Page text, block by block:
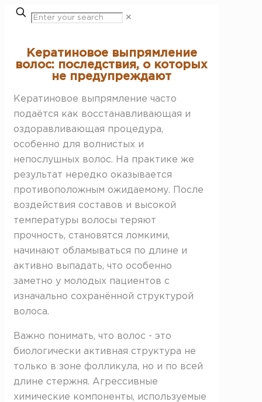
✕
Кератиновое выпрямление
волос: последствия, о которых
не предупреждают
Кератиновое выпрямление часто
подаётся как восстанавливающая и
оздоравливающая процедура,
особенно для волнистых и
непослушных волос. На практике же
результат нередко оказывается
противоположным ожидаемому. После
воздействия составов и высокой
температуры волосы теряют
прочность, становятся ломкими,
начинают обламываться по длине и
активно выпадать, что особенно
заметно у молодых пациентов с
изначально сохранённой структурой
волоса.
Важно понимать, что волос - это
биологически активная структура не
только в зоне фолликула, но и по всей
длине стержня. Агрессивные
химические компоненты, используемые